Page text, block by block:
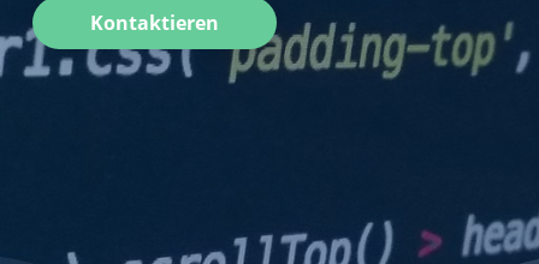
Kontaktieren